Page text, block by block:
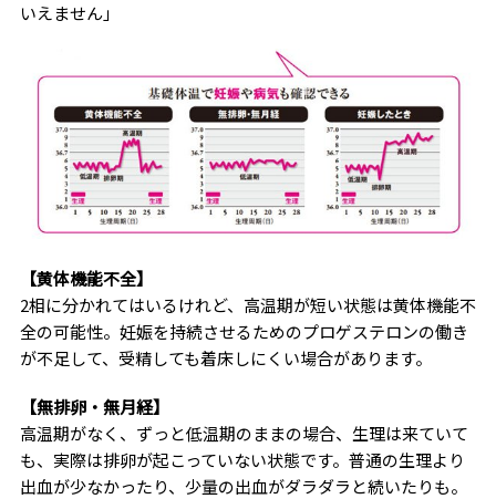
いえません」
【黄体機能不全】
2相に分かれてはいるけれど、高温期が短い状態は黄体機能不
全の可能性。妊娠を持続させるためのプロゲステロンの働き
が不足して、受精しても着床しにくい場合があります。
【無排卵・無月経】
高温期がなく、ずっと低温期のままの場合、生理は来ていて
も、実際は排卵が起こっていない状態です。普通の生理より
出血が少なかったり、少量の出血がダラダラと続いたりも。